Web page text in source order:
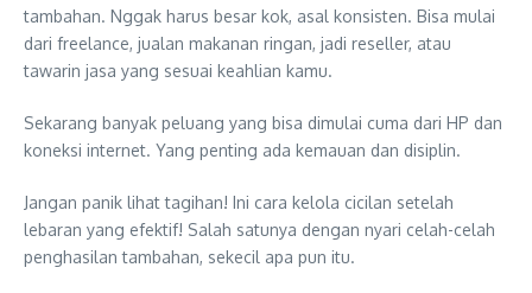
tambahan. Nggak harus besar kok, asal konsisten. Bisa mulai
dari freelance, jualan makanan ringan, jadi reseller, atau
tawarin jasa yang sesuai keahlian kamu.
Sekarang banyak peluang yang bisa dimulai cuma dari HP dan
koneksi internet. Yang penting ada kemauan dan disiplin.
Jangan panik lihat tagihan! Ini cara kelola cicilan setelah
lebaran yang efektif! Salah satunya dengan nyari celah-celah
penghasilan tambahan, sekecil apa pun itu.